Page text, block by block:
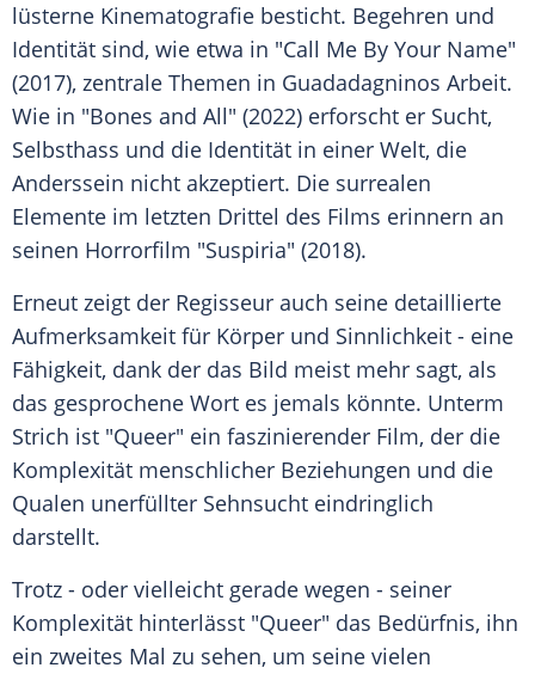
lüsterne Kinematografie besticht. Begehren und
Identität sind, wie etwa in "Call Me By Your Name"
(2017), zentrale Themen in Guadadagninos Arbeit.
Wie in "Bones and All" (2022) erforscht er Sucht,
Selbsthass und die Identität in einer Welt, die
Anderssein nicht akzeptiert. Die surrealen
Elemente im letzten Drittel des Films erinnern an
seinen Horrorfilm "Suspiria" (2018).
Erneut zeigt der Regisseur auch seine detaillierte
Aufmerksamkeit für Körper und Sinnlichkeit - eine
Fähigkeit, dank der das Bild meist mehr sagt, als
das gesprochene Wort es jemals könnte. Unterm
Strich ist "Queer" ein faszinierender Film, der die
Komplexität menschlicher Beziehungen und die
Qualen unerfüllter Sehnsucht eindringlich
darstellt.
Trotz - oder vielleicht gerade wegen - seiner
Komplexität hinterlässt "Queer" das Bedürfnis, ihn
ein zweites Mal zu sehen, um seine vielen